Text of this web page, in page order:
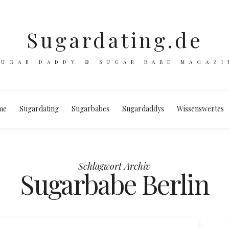
Sugardating.de
DADDY & SUGAR BABE
Sugardating Sugarbabes Sugardaddys Wissenswertes
Schlagwort Archiv
Sugarbabe Berlin